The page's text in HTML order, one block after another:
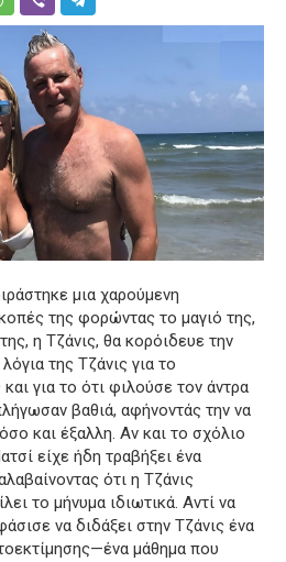
μια χαρούμενη
της φορώντας το μαγιό της,
η Τζάνις, θα κορόιδευε την
της Τζάνις για το
για το ότι φιλούσε τον άντρα
βαθιά, αφήνοντάς την να
και έξαλλη. Αν και το σχόλιο
είχε ήδη τραβήξει ένα
ότι η Τζάνις
το μήνυμα ιδιωτικά. Αντί να
να διδάξει στην Τζάνις ένα
μάθημα που